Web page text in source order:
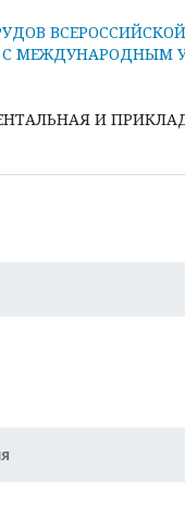
МЕЖДУНАРОДНЫМ
И